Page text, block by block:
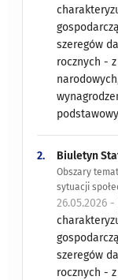
szeregów
rocznych -
2. Biuletyn
Obszary
sytuacji
26.05.2026 -
szeregów
rocznych -